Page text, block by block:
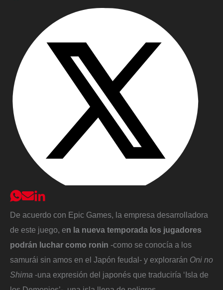
De acuerdo con Epic Games, la empresa desarrolladora
de este juego, en la nueva temporada los jugadores
podrán luchar como ronin -como se conocía a los
samurái sin amos en el Japón feudal- y explorarán Oni no
Shima -una expresión del japonés que traduciría ‘Isla de